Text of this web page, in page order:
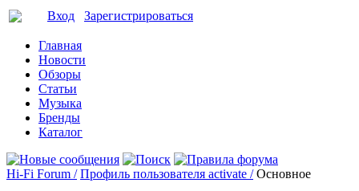
Вход Зарегистрироваться
Главная
Новости
Обзоры
Статьи
Музыка
Бренды
Каталог
Hi-Fi Forum / Профиль пользователя activate / Основное